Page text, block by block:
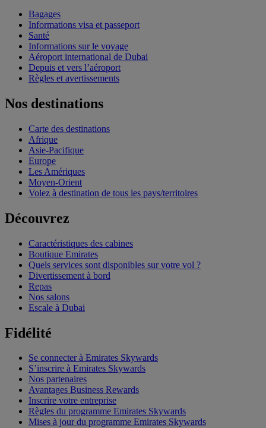
Bagages
Informations visa et passeport
Santé
Informations sur le voyage
Aéroport international de Dubai
Depuis et vers l’aéroport
Règles et avertissements
Nos destinations
Carte des destinations
Afrique
Asie-Pacifique
Europe
Les Amériques
Moyen-Orient
Volez à destination de tous les pays/territoires
Découvrez
Caractéristiques des cabines
Boutique Emirates
Quels services sont disponibles sur votre vol ?
Divertissement à bord
Repas
Nos salons
Escale à Dubai
Fidélité
Se connecter à Emirates Skywards
S’inscrire à Emirates Skywards
Nos partenaires
Avantages Business Rewards
Inscrire votre entreprise
Règles du programme Emirates Skywards
Mises à jour du programme Emirates Skywards